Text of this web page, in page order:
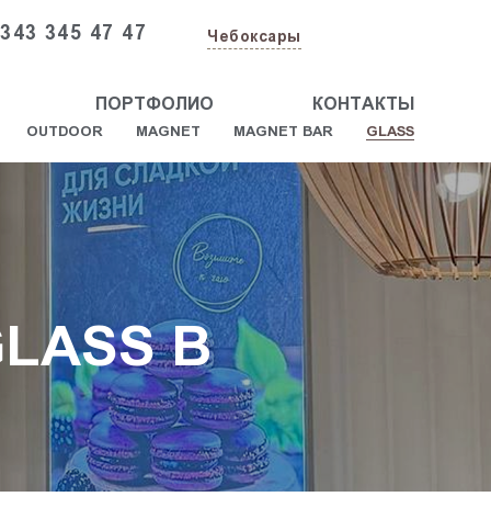
345 47 47 Чебоксары
ПОРТФОЛИО КОНТАКТЫ
OUTDOOR MAGNET MAGNET BAR GLASS
В